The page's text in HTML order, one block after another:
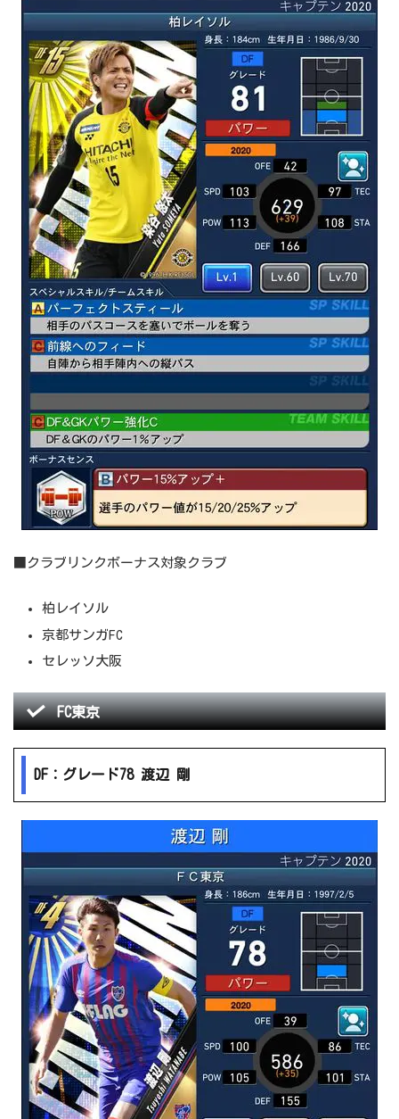
■クラブリンクボーナス対象クラブ
柏レイソル
京都サンガFC
セレッソ大阪
FC東京
DF：グレード78 渡辺 剛